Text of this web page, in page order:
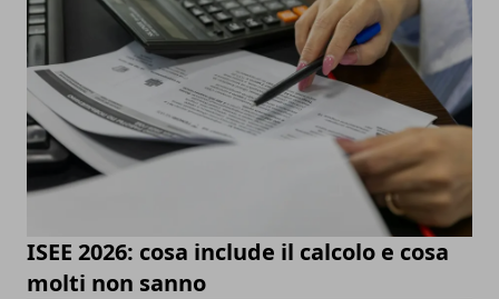
ISEE 2026: cosa include il calcolo e cosa
molti non sanno